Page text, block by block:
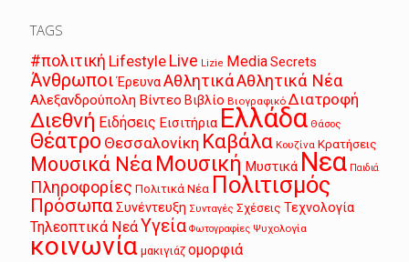
TAGS
#πολιτική Lifestyle Live Lizie MediaSecrets
Άνθρωποι ΈρευναΑθλητικάΑθλητικά Νέα
Αλεξανδρούπολη Βίντεο Βιβλίο Βιογραφικό Διατροφή
Διεθνή Ειδήσεις Εισιτήρια Ελλάδα Θάσος
Θέατρο Θεσσαλονίκη Καβάλα Κουζίνα Κρατήσεις
Μουσικά Νέα Μουσική Μυστικά Νεα Παιδιά
Πληροφορίες Πολιτικά Νέα Πολιτισμός
ΠρόσωπαΣυνέντευξη Συνταγές Σχέσεις Τεχνολογία
Τηλεοπτικά ΝεάΥγεία Φωτογραφίες Ψυχολογία
κοινωνία μακιγιάζ ομορφιά